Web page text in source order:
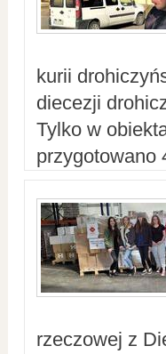
kurii
diecezji
Tylko w
przygotowano
rzeczowej z